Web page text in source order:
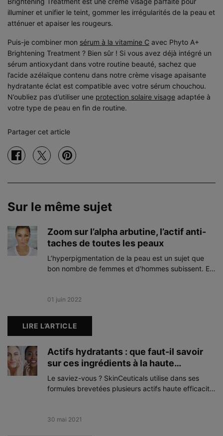
illuminer et unifier le teint, gommer les irrégularités de la peau et
atténuer et apaiser les rougeurs.
Puis-je combiner mon sérum à la vitamine C avec Phyto A+
Brightening Treatment ? Bien sûr ! Si vous avez déjà intégré un
sérum antioxydant dans votre routine beauté, sachez que
l’acide azélaïque contenu dans notre crème visage apaisante
hydratante éclat est compatible avec votre sérum chouchou.
N’oubliez pas d’utiliser une protection solaire visage adaptée à
votre type de peau en fin de routine.
Partager cet article
Partager sur facebook
Partager sur twitterPartager sur pinterest
Sur le même sujet
Zoom sur l’alpha arbutine, l’actif anti-
taches de toutes les peaux
L’hyperpigmentation de la peau est un sujet que
bon nombre de femmes et d'hommes subissent. En
responsables de la coloration de la peau, lié à de
adéquat d'utiliser des actifs qui régulent ce
brunes, comme l’alpha arbutine. Mais quel est donc
cet actif ? Comment agit-il sur la peau ?
dont vous n’avez pas fini d’entendre parler !
Creation Date:
01 juin 2022
Update Date:
LIRE L’ARTICLE
Actifs hydratants : que faut-il savoir
sur ces ingrédients à la haute
efficacité ?
Le saviez-vous ? SkinCeuticals utilise dans ses
formules brevetées plusieurs actifs haute efficacité
Creation Date:
30 mai 2021
Update Date: